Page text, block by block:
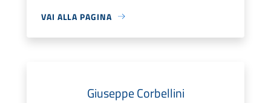
VAI ALLA PAGINA
Giuseppe Corbellini